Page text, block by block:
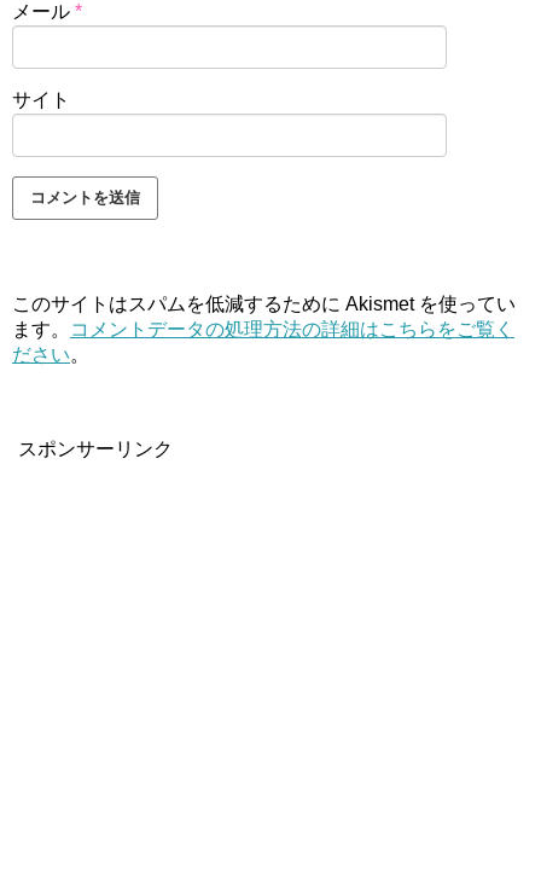
メール *
サイト
このサイトはスパムを低減するために Akismet を使ってい
ます。
コメントデータの処理方法の詳細はこちらをご覧く
ださい。
スポンサーリンク